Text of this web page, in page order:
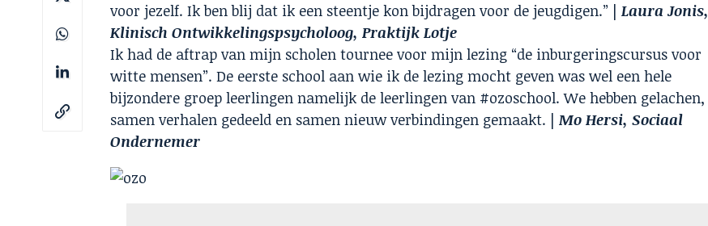
voor jezelf. Ik ben blij dat ik een steentje kon bijdragen voor de jeugdigen.” |Laura Jonis,
Klinisch Ontwikkelingspsycholoog, Praktijk Lotje
Ik had de aftrap van mijn scholen tournee voor mijn lezing “de inburgeringscursus voor
witte mensen”. De eerste school aan wie ik de lezing mocht geven was wel een hele
bijzondere groep leerlingen namelijk de leerlingen van #ozoschool. We hebben gelachen,
samen verhalen gedeeld en samen nieuw verbindingen gemaakt. |Mo Hersi, Sociaal
Ondernemer